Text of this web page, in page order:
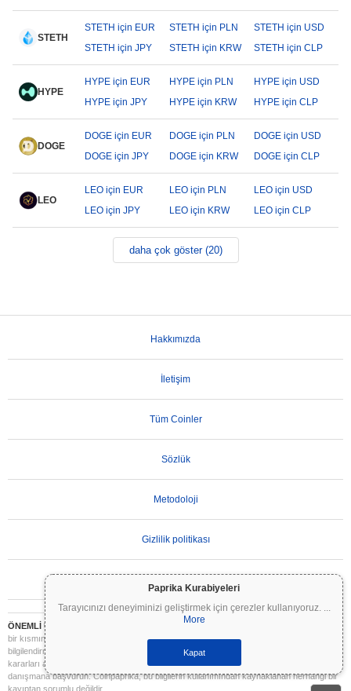
Paprika Kurabiyeleri
Tarayıcınızı deneyiminizi geliştirmek için çerezler kullanıyoruz. ...
More
Kapat
STETH
STETH için EUR STETH için PLN
STETH için USD
STETH için JPY
STETH için KRW STETH için CLP
HYPE
HYPE için EUR HYPE için PLN
HYPE için USD
HYPE için JPY
HYPE için KRW HYPE için CLP
DOGE
DOGE için EUR DOGE için PLN
DOGE için USD
DOGE için JPY
DOGE için KRW DOGE için CLP
LEO
LEO için EUR LEO için PLN
LEO için USD
LEO için JPY
LEO için KRW LEO için CLP
daha çok göster (20)
Hakkımızda
İletişim
Tüm Coinler
Sözlük
Metodoloji
Gizlilik politikası
ÖNEMLİ UYARI:
Kripto paralar son derece volatildir ve önemli riskler içerir. Yatırımınızın
bir kısmını veya tamamını kaybedebilirsiniz. Coinpaprika üzerindeki tüm bilgiler yalnızca
bilgilendirme amaçlıdır ve finansal veya yatırım tavsiyesi niteliği taşımaz. Yatırım
kararları almadan önce daima kendi araştırmanızı yapın (DYOR) ve nitelikli bir finansal
danışmana başvurun. Coinpaprika, bu bilgilerin kullanımından kaynaklanan herhangi bir
kayıptan sorumlu değildir.